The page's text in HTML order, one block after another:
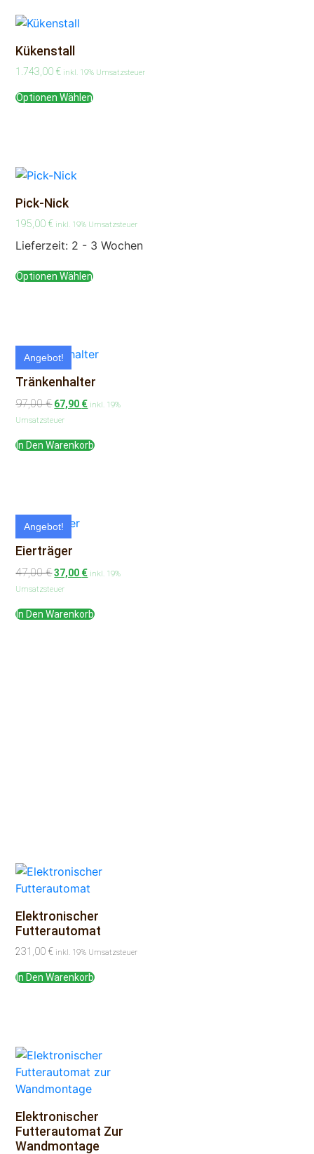
Kükenstall
1.743,00 € inkl. 19% Umsatzsteuer
Optionen Wählen
Pick-Nick
195,00 € inkl. 19% Umsatzsteuer
Lieferzeit: 2 - 3 Wochen
Optionen Wählen
Angebot!
Tränkenhalter
97,00€ 67,90 € inkl. 19%
Umsatzsteuer
In Den Warenkorb
Angebot!
Eierträger
47,00€37,00 € inkl. 19%
Umsatzsteuer
In Den Warenkorb
Elektronischer
Futterautomat
231,00 € inkl. 19% Umsatzsteuer
In Den Warenkorb
Elektronischer
Futterautomat Zur
Wandmontage